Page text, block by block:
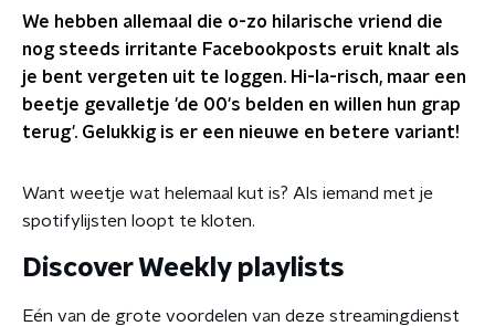
We hebben allemaal die o-zo hilarische vriend die
nog steeds irritante Facebookposts eruit knalt als
je bent vergeten uit te loggen. Hi-la-risch, maar een
beetje gevalletje 'de 00's belden en willen hun grap
terug'. Gelukkig is er een nieuwe en betere variant!
Want weetje wat helemaal kut is? Als iemand met je
spotifylijsten loopt te kloten.
Discover Weekly playlists
Eén van de grote voordelen van deze streamingdienst